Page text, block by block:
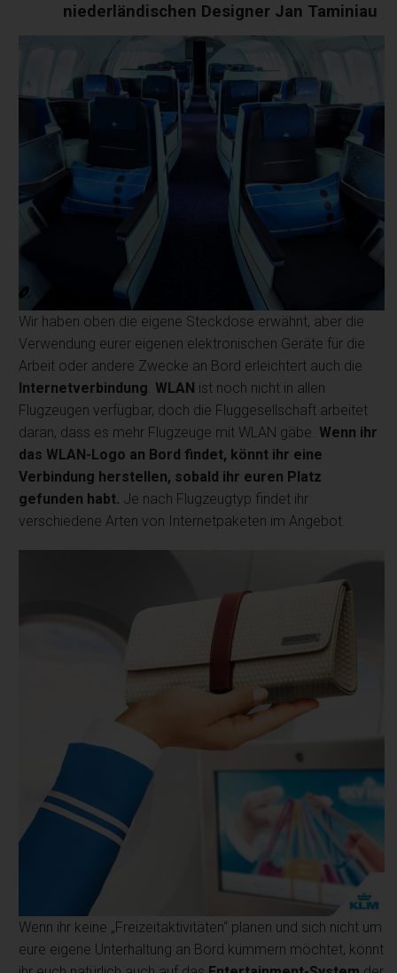
niederländischen Designer Jan Taminiau
Wir haben oben die eigene Steckdose erwähnt, aber die
Verwendung eurer eigenen elektronischen Geräte für die
Arbeit oder andere Zwecke an Bord erleichtert auch die
Internetverbindung. WLAN ist noch nicht in allen
Flugzeugen verfügbar, doch die Fluggesellschaft arbeitet
daran, dass es mehr Flugzeuge mit WLAN gäbe. Wenn ihr
das WLAN-Logo an Bord findet, könnt ihr eine
Verbindung herstellen, sobald ihr euren Platz
gefunden habt. Je nach Flugzeugtyp findet ihr
verschiedene Arten von Internetpaketen im Angebot.
Wenn ihr keine „Freizeitaktivitäten“ planen und sich nicht um
eure eigene Unterhaltung an Bord kümmern möchtet, könnt